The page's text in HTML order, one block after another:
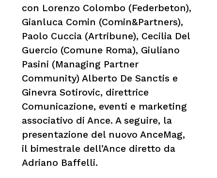
con Lorenzo Colombo (Federbeton),
Gianluca Comin (Comin&Partners),
Paolo Cuccia (Artribune), Cecilia Del
Guercio (Comune Roma), Giuliano
Pasini (Managing Partner
Community) Alberto De Sanctis e
Ginevra Sotirovic, direttrice
Comunicazione, eventi e marketing
associativo di Ance. A seguire, la
presentazione del nuovo AnceMag,
il bimestrale dell’Ance diretto da
Adriano Baffelli.